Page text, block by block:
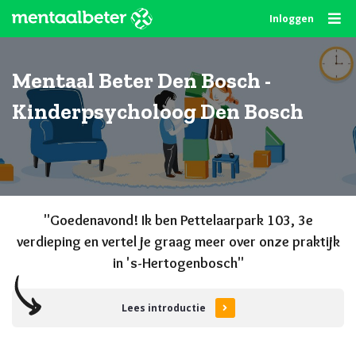
content
Inloggen
Mentaal Beter Den Bosch -
Kinderpsycholoog Den Bosch
"Goedenavond! Ik ben Pettelaarpark 103, 3e
verdieping en vertel je graag meer over onze praktijk
in 's-Hertogenbosch"
Lees introductie